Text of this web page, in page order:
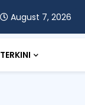
August 7, 2026
TERKINI